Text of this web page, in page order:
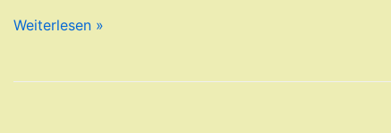
Weiterlesen »